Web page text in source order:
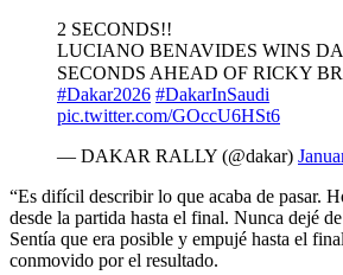
2 SECONDS!!
LUCIANO BENAVIDES WINS
SECONDS AHEAD OF RICKY
#Dakar2026 #DakarInSaudi
pic.twitter.com/GOccU6HSt6
— DAKAR RALLY (@dakar)
“Es difícil describir lo que acaba de pasar.
desde la partida hasta el final. Nunca dejé
Sentía que era posible y empujé hasta el
conmovido por el resultado.